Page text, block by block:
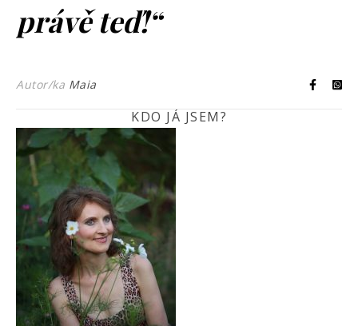
právě teď!“
Autor/ka Maia
KDO JÁ JSEM?